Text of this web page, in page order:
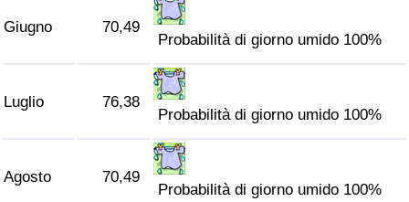
Giugno 70,49
Probabilità di giorno umido 100%
Luglio 76,38
Probabilità di giorno umido 100%
Agosto 70,49
Probabilità di giorno umido 100%